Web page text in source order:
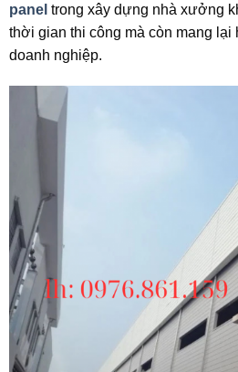
panel trong xây dựng nhà xưởng
thời gian thi công mà còn mang lại
doanh nghiệp.